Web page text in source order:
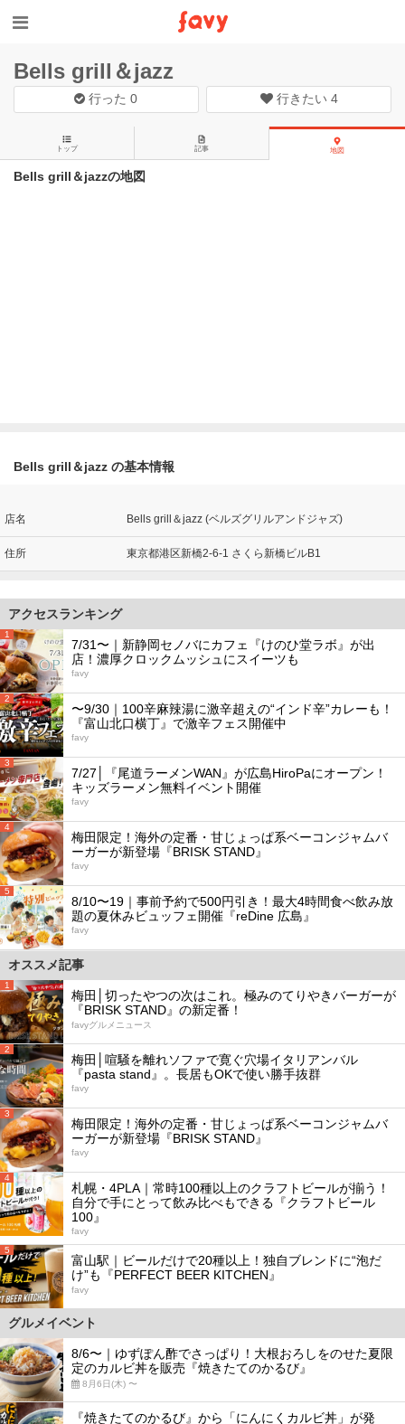
Bells grill＆jazz
行った0 行きたい 4
トップ 記事 地図
Bells grill＆jazzの地図
Bells grill＆jazz の基本情報
店名 Bells grill＆jazz (ベルズグリルアンドジャズ)
住所 東京都港区新橋2-6-1 さくら新橋ビルB1
アクセスランキング
1
7/31〜｜新静岡セノバにカフェ『けのひ堂ラボ』が出
店！濃厚クロックムッシュにスイーツも
favy
2
〜9/30｜100辛麻辣湯に激辛超えの“インド辛”カレーも！
『富山北口横丁』で激辛フェス開催中
favy
3
7/27│『尾道ラーメンWAN』が広島HiroPaにオープン！
キッズラーメン無料イベント開催
favy
4
梅田限定！海外の定番・甘じょっぱ系ベーコンジャムバ
ーガーが新登場『BRISK STAND』
favy
5
8/10〜19｜事前予約で500円引き！最大4時間食べ飲み放
題の夏休みビュッフェ開催『reDine 広島』
favy
オススメ記事
1
梅田│切ったやつの次はこれ。極みのてりやきバーガーが
『BRISK STAND』の新定番！
favyグルメニュース
2
梅田│喧騒を離れソファで寛ぐ穴場イタリアンバル
『pasta stand』。長居もOKで使い勝手抜群
favy
3
梅田限定！海外の定番・甘じょっぱ系ベーコンジャムバ
ーガーが新登場『BRISK STAND』
favy
4
札幌・4PLA｜常時100種以上のクラフトビールが揃う！
自分で手にとって飲み比べもできる『クラフトビール
100』
favy
5
富山駅｜ビールだけで20種以上！独自ブレンドに“泡だ
け”も『PERFECT BEER KITCHEN』
favy
グルメイベント
8/6〜｜ゆずぽん酢でさっぱり！大根おろしをのせた夏限
定のカルビ丼を販売『焼きたてのかるび』
8月6日(木) 〜
『焼きたてのかるび』から「にんにくカルビ丼」が発